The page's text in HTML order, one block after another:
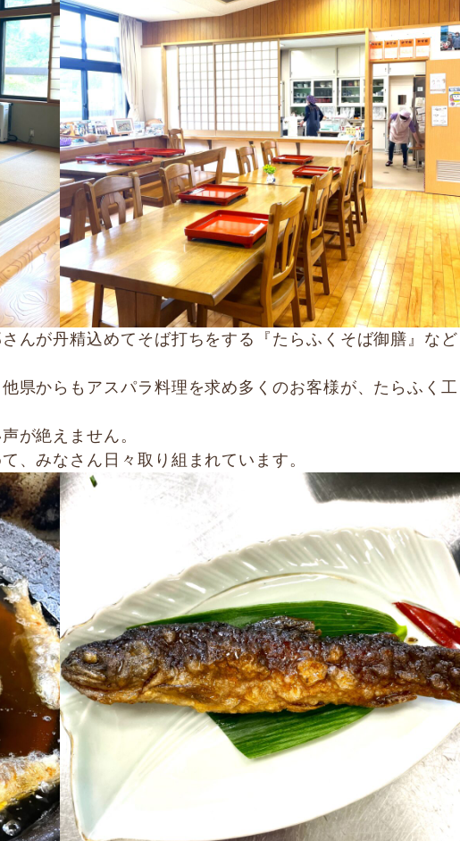
んが丹精込めてそば打ちをする『たらふくそば御膳』など
県からもアスパラ料理を求め多くのお客様が、たらふく工
が絶えません。
、みなさん日々取り組まれています。